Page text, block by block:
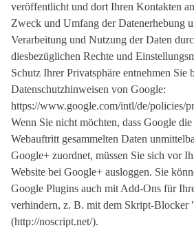
veröffentlicht und dort Ihren Kontakten
Zweck und Umfang der Datenerhebung
Verarbeitung und Nutzung der Daten
diesbezüglichen Rechte und
Schutz Ihrer Privatsphäre entnehmen Sie
Datenschutzhinweisen von Google:
https://www.google.com/intl/de/policies/
Wenn Sie nicht möchten, dass Google die
Webauftritt gesammelten Daten
Google+ zuordnet, müssen Sie sich vor
Website bei Google+ ausloggen. Sie
Google Plugins auch mit Add-Ons für
verhindern, z. B. mit dem Skript-Blocker
(http://noscript.net/).